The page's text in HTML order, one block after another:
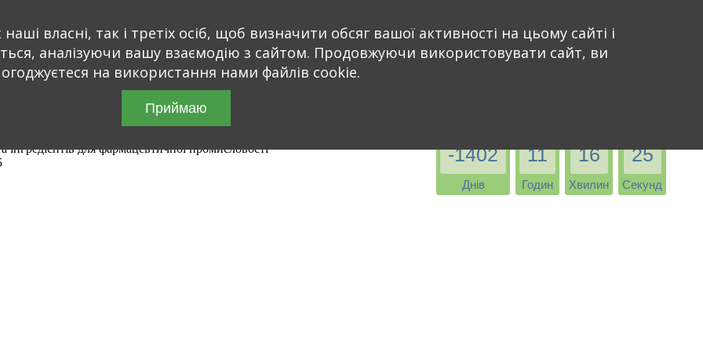
-1402
Днів
11
Годин
16
Хвилин
25
Секунд
для фармацевтичної промисловості
власні, так і третіх осіб, щоб визначити обсяг вашої активності на цьому сайті і
аналізуючи вашу взаємодію з сайтом. Продовжуючи використовувати сайт, ви
на використання нами файлів cookie.
Приймаю